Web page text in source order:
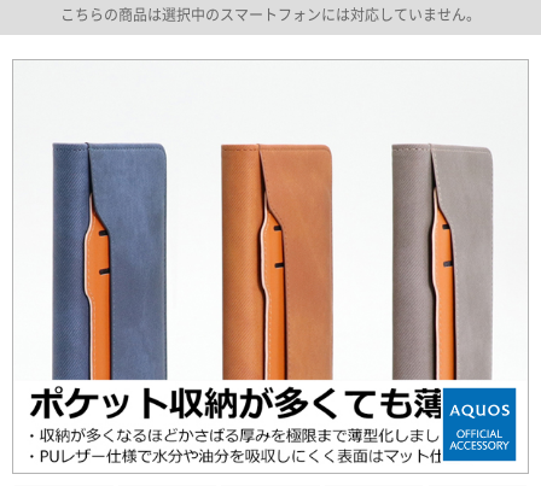
こちらの商品は選択中のスマートフォンには対応していません。